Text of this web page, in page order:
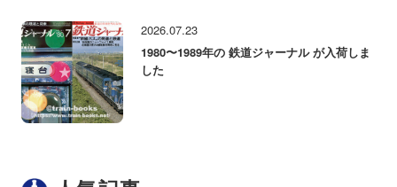
2026.07.23
1980〜1989年の 鉄道ジャーナル が入荷しま
した